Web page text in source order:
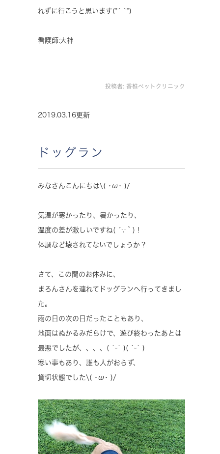
れずに行こうと思います(*´ `*)
看護師:大神
投稿者: 香椎ペットクリニック
2019.03.16更新
ドッグラン
みなさんこんにちは\( ･ω･ )/
気温が寒かったり、暑かったり、
温度の差が激しいですね( ´∵｀)！
体調など壊されてないでしょうか？
さて、この間のお休みに、
まろんさんを連れてドッグランへ行ってきまし
た。
雨の日の次の日だったこともあり、
地面はぬかるみだらけで、遊び終わったあとは
最悪でしたが、、、、( ˙-˙ )( ˙-˙ )
寒い事もあり、誰も人がおらず、
貸切状態でした\( ･ω･ )/